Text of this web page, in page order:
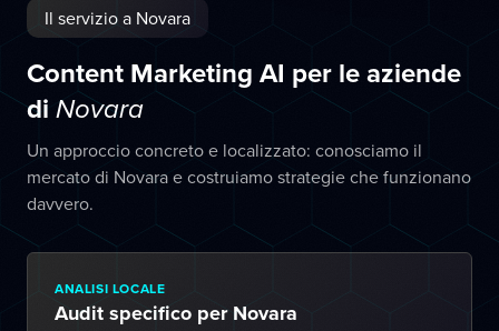
Il servizio a Novara
Content Marketing AI per le aziende
di Novara
Un approccio concreto e localizzato: conosciamo il
mercato di Novara e costruiamo strategie che funzionano
davvero.
ANALISI LOCALE
Audit specifico per Novara